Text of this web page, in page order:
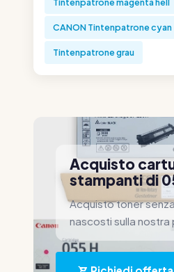
CANON Tintenpatrone cyan
Tintenpatrone grau
Acquisto
stampanti di
Acquisto toner
nascosti sulla nostra